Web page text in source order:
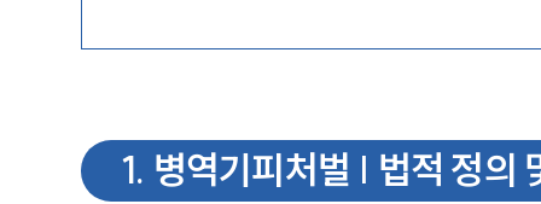
1. 병역기피처벌 | 법적 정의